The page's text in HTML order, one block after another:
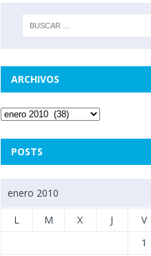
ARCHIVOS
POSTS
enero 2010
L M X J V
1